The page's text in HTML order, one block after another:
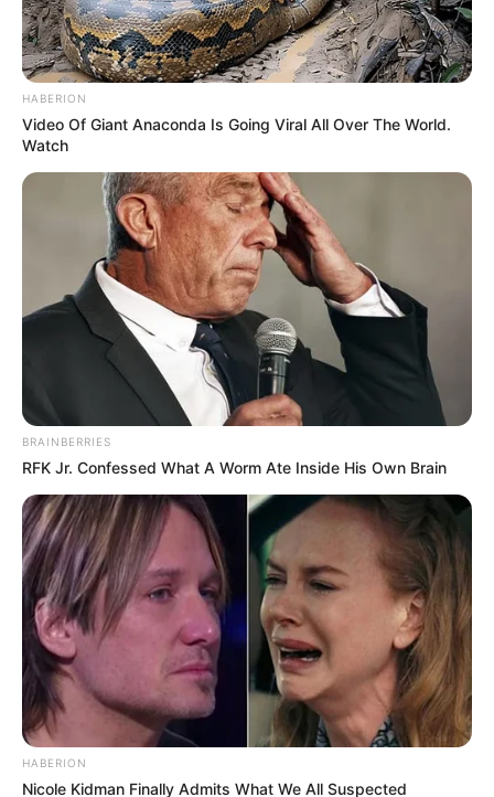
HABERION
Video Of Giant Anaconda Is Going Viral All Over The World.
Watch
BRAINBERRIES
RFK Jr. Confessed What A Worm Ate Inside His Own Brain
HABERION
Nicole Kidman Finally Admits What We All Suspected